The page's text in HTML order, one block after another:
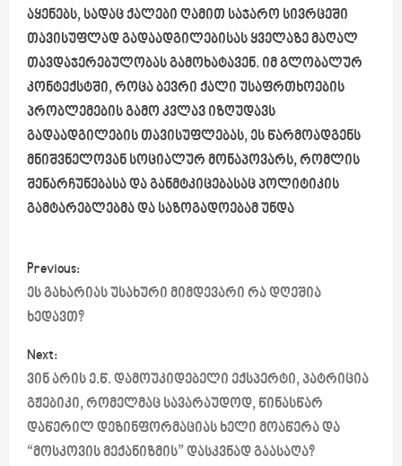
აყენებს, სადაც ქალები ღამით საჯარო სივრცეში
თავისუფლად გადაადგილებისას ყველაზე მაღალ
თავდაჯერებულობას გამოხატავენ. იმ გლობალურ
კონტექსტში, როცა ბევრი ქალი უსაფრთხოების
პრობლემების გამო კვლავ იზღუდავს
გადაადგილების თავისუფლებას, ეს წარმოადგენს
მნიშვნელოვან სოციალურ მონაპოვარს, რომლის
შენარჩუნებასა და განმტკიცებასაც პოლიტიკის
გამტარებლებმა და საზოგადოებამ უნდა
P
o
t
n
a
Previous:
ეს გახარიას უსახური მიმდევარი რა დღეშია
ხედავთ?
Next:
ვინ არის ე.წ. დამოუკიდებელი ექსპერტი, პატრიცია
გჟებიკი, რომელმაც სავარაუდოდ, წინასწარ
დაწერილ დეზინფორმაციას ხელი მოაწერა და
“მოსკოვის მექანიზმის” დასკვნად გაასაღა?